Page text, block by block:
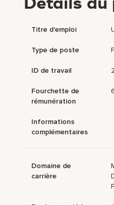
Détails du
Titre d'emploi
Type de poste
ID de travail
Fourchette de
rémunération
Informations
complémentaires
Domaine de
carrière